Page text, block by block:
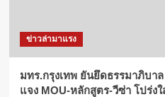
ข่าวล่ามาแรง
มทร.กรุงเทพ ยันยึดธรรมาภิบา
แจง MOU-หลักสูตร-วีซ่า โปร่ง